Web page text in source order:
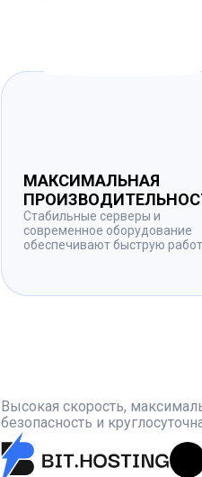
МАКСИМАЛЬНАЯ
Стабильные серверы и
современное оборудование
обеспечивают быструю
Высокая скорость,
безопасность и